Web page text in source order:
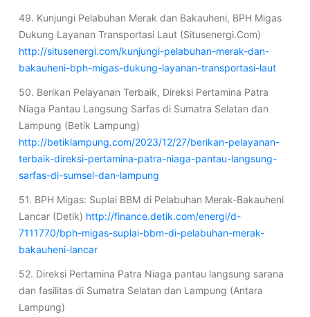
49. Kunjungi Pelabuhan Merak dan Bakauheni, BPH Migas
Dukung Layanan Transportasi Laut (Situsenergi.Com)
http://situsenergi.com/kunjungi-pelabuhan-merak-dan-
bakauheni-bph-migas-dukung-layanan-transportasi-laut
50. Berikan Pelayanan Terbaik, Direksi Pertamina Patra
Niaga Pantau Langsung Sarfas di Sumatra Selatan dan
Lampung (Betik Lampung)
http://betiklampung.com/2023/12/27/berikan-pelayanan-
terbaik-direksi-pertamina-patra-niaga-pantau-langsung-
sarfas-di-sumsel-dan-lampung
51. BPH Migas: Suplai BBM di Pelabuhan Merak-Bakauheni
Lancar (Detik) http://finance.detik.com/energi/d-
7111770/bph-migas-suplai-bbm-di-pelabuhan-merak-
bakauheni-lancar
52. Direksi Pertamina Patra Niaga pantau langsung sarana
dan fasilitas di Sumatra Selatan dan Lampung (Antara
Lampung)